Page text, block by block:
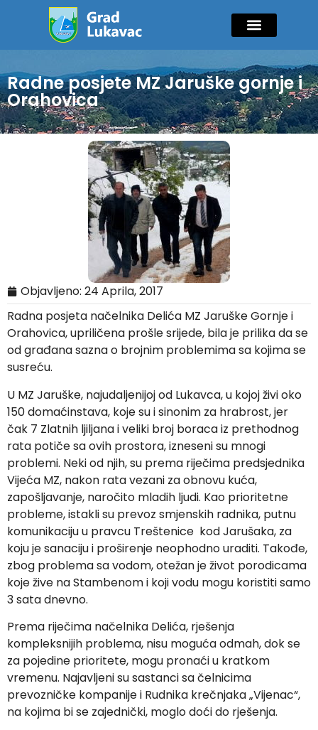
Radne posjete MZ Jaruške gornje i
Orahovica
Objavljeno: 24 Aprila, 2017
Radna posjeta načelnika Delića MZ Jaruške Gornje i
Orahovica, upriličena prošle srijede, bila je prilika da se
od građana sazna o brojnim problemima sa kojima se
susreću.
U MZ Jaruške, najudaljenijoj od Lukavca, u kojoj živi oko
150 domaćinstava, koje su i sinonim za hrabrost, jer
čak 7 Zlatnih ljiljana i veliki broj boraca iz prethodnog
rata potiče sa ovih prostora, izneseni su mnogi
problemi. Neki od njih, su prema riječima predsjednika
Vijeća MZ, nakon rata vezani za obnovu kuća,
zapošljavanje, naročito mladih ljudi. Kao prioritetne
probleme, istakli su prevoz smjenskih radnika, putnu
komunikaciju u pravcu Treštenice kod Jarušaka, za
koju je sanaciju i proširenje neophodno uraditi. Takođe,
zbog problema sa vodom, otežan je život porodicama
koje žive na Stambenom i koji vodu mogu koristiti samo
3 sata dnevno.
Prema riječima načelnika Delića, rješenja
kompleksnijih problema, nisu moguća odmah, dok se
za pojedine prioritete, mogu pronaći u kratkom
vremenu. Najavljeni su sastanci sa čelnicima
prevozničke kompanije i Rudnika krečnjaka „Vijenac“,
na kojima bi se zajednički, moglo doći do rješenja.